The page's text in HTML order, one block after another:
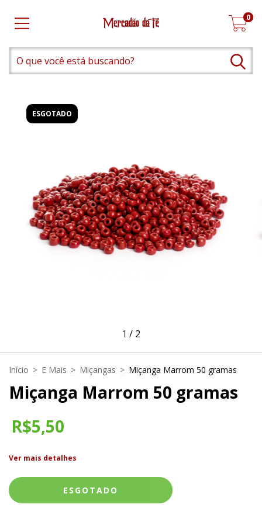
0
ESGOTADO
1 / 2
Início > E Mais > Miçangas > Miçanga Marrom 50 gramas
Miçanga Marrom 50 gramas
R$5,50
Ver mais detalhes